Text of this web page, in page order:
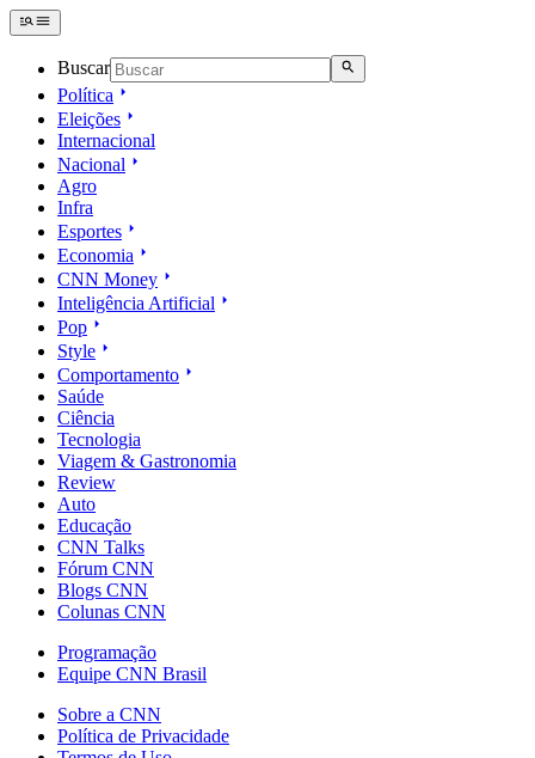
Buscar
Política
Eleições
Internacional
Nacional
Agro
Infra
Esportes
Economia
CNN Money
Inteligência Artificial
Pop
Style
Comportamento
Saúde
Ciência
Tecnologia
Viagem & Gastronomia
Review
Auto
Educação
CNN Talks
Fórum CNN
Blogs CNN
Colunas CNN
Programação
Equipe CNN Brasil
Sobre a CNN
Política de Privacidade